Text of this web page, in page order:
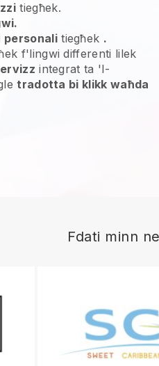
tiegħek.
personalitiegħek .
f'lingwi differenti lilek
integrat ta 'l-
tradotta bi klikk waħda
Fdati minn